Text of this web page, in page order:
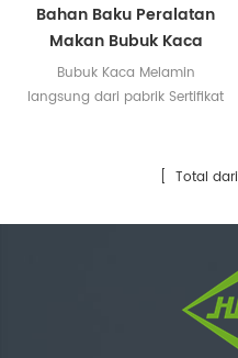
Bahan Baku Peralatan
Makan Bubuk Kaca
Melamin Murni
Bubuk Kaca Melamin
langsung dari pabrik Sertifikat
[ Total dari